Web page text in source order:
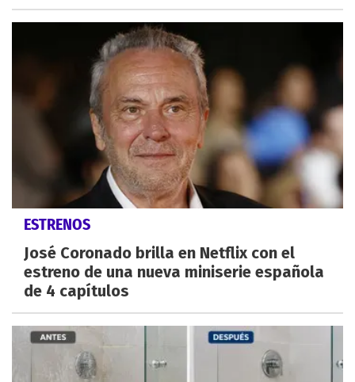
ESTRENOS
José Coronado brilla en Netflix con el
estreno de una nueva miniserie española
de 4 capítulos